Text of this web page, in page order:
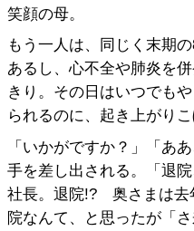
笑顔の母。
もう一人は、同じく末期
あるし、心不全や肺炎を
きり。その日はいつでも
られるのに、起き上がり
「いかがですか？」「あ
手を差し出される。「退
社長。退院!? 奥さまは去
院なんて、と思ったが「